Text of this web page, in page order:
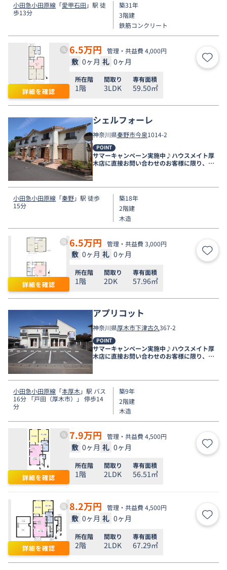
小田急小田原線 「愛甲石田 」駅 徒
歩13分
築31年
3階建
鉄筋コンクリート
詳細を確認
6.5万円 管理・共益費 4,000円
敷 0ヶ月 礼 0ヶ月 お気
所在階
1階
間取り
3LDK
専有面積
59.50㎡
シェルフォーレ
神奈川県秦野市今泉1014-2
POINT
サマーキャンペーン実施中♪ハウスメイト厚
木店に直接お問い合わせのお客様に限り、９
月末まで家賃無料♪
小田急小田原線 「秦野」駅 徒歩
15分
築18年
2階建
木造
詳細を確認
6.5万円 管理・共益費 3,000円
敷 0ヶ月 礼 0ヶ月 お気
所在階
1階
間取り
2DK
専有面積
57.96㎡
アプリコット
神奈川県厚木市下津古久367-2
POINT
サマーキャンペーン実施中♪ハウスメイト厚
木店に直接お問い合わせのお客様に限り、９
月末まで家賃無料♪
小田急小田原線 「本厚木」駅 バス
16分 「戸田（厚木市）」 停歩14
分
築9年
2階建
木造
詳細を確認
7.9万円 管理・共益費 4,500円
敷 0ヶ月 礼 0ヶ月 お気
所在階
1階
間取り
2LDK
専有面積
56.51㎡
詳細を確認
8.2万円 管理・共益費 4,500円
敷 0ヶ月 礼 0ヶ月 お気
所在階
2階
間取り
2LDK
専有面積
67.29㎡